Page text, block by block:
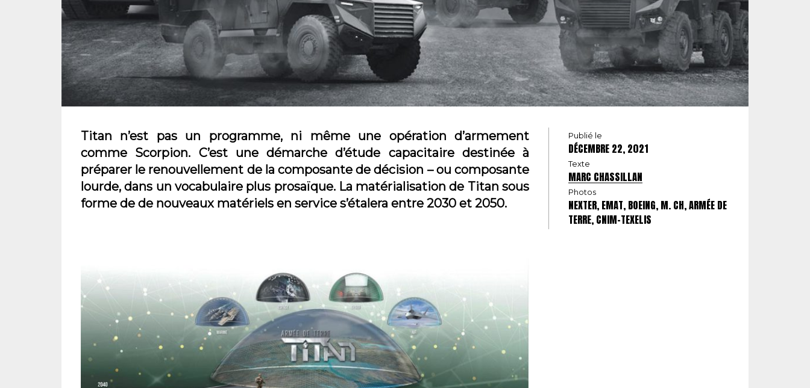
Titan n’est pas un programme, ni même une opération d’armement
comme Scorpion. C’est une démarche d’étude capacitaire destinée à
préparer le renouvellement de la composante de décision – ou composante
lourde, dans un vocabulaire plus prosaïque. La matérialisation de Titan sous
forme de de nouveaux matériels en service s’étalera entre 2030 et 2050.
Publié le
DÉCEMBRE 22, 2021
Texte
MARC CHASSILLAN
Photos
NEXTER, EMAT, BOEING, M. CH, ARMÉE DE
TERRE, CNIM-TEXELIS